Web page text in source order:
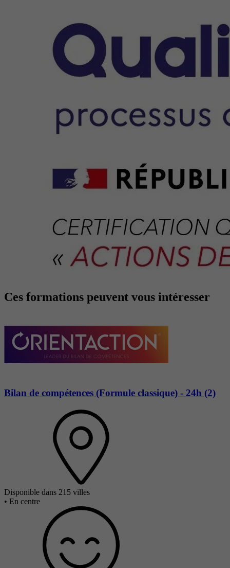
Ces formations peuvent vous intéresser
Bilan de compétences (Formule classique) - 24h (2)
Disponible dans 215 villes
• En centre